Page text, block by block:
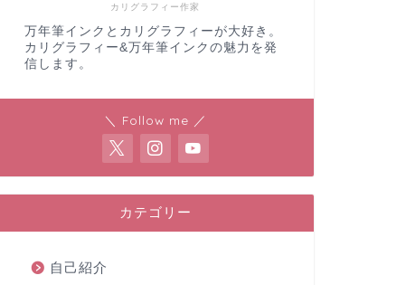
カリグラフィー作家
万年筆インクとカリグラフィーが大好き。
カリグラフィー&万年筆インクの魅力を発
信します。
＼ Follow me ／
カテゴリー
自己紹介